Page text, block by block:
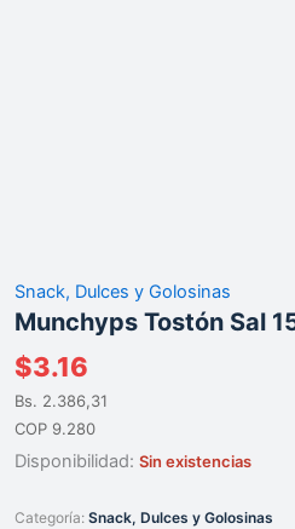
Snack, Dulces y Golosinas
Munchyps Tostón Sal
$3.16
Bs. 2.386,31
COP 9.280
Disponibilidad: Sin existencias
Categoría: Snack, Dulces y Golosinas